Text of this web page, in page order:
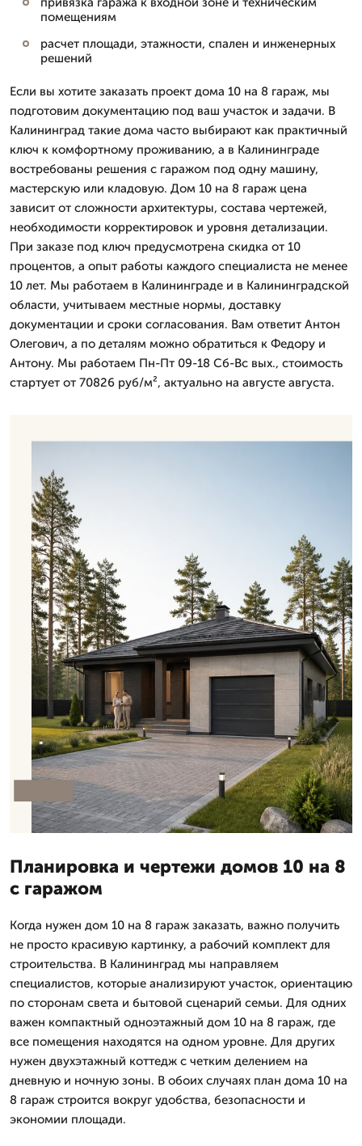
помещениям
расчет площади, этажности, спален и инженерных
решений
Если вы хотите заказать проект дома 10 на 8 гараж, мы
подготовим документацию под ваш участок и задачи. В
Калининград такие дома часто выбирают как практичный
ключ к комфортному проживанию, а в Калининграде
востребованы решения с гаражом под одну машину,
мастерскую или кладовую. Дом 10 на 8 гараж цена
зависит от сложности архитектуры, состава чертежей,
необходимости корректировок и уровня детализации.
При заказе под ключ предусмотрена скидка от 10
процентов, а опыт работы каждого специалиста не менее
10 лет. Мы работаем в Калининграде и в Калининградской
области, учитываем местные нормы, доставку
документации и сроки согласования. Вам ответит Антон
Олегович, а по деталям можно обратиться к Федору и
Антону. Мы работаем Пн-Пт 09-18 Сб-Вс вых., стоимость
стартует от 70826 руб/м², актуально на августе августа.
Планировка и чертежи домов 10 на 8
с гаражом
Когда нужен дом 10 на 8 гараж заказать, важно получить
не просто красивую картинку, а рабочий комплект для
строительства. В Калининград мы направляем
специалистов, которые анализируют участок, ориентацию
по сторонам света и бытовой сценарий семьи. Для одних
важен компактный одноэтажный дом 10 на 8 гараж, где
все помещения находятся на одном уровне. Для других
нужен двухэтажный коттедж с четким делением на
дневную и ночную зоны. В обоих случаях план дома 10 на
8 гараж строится вокруг удобства, безопасности и
экономии площади.